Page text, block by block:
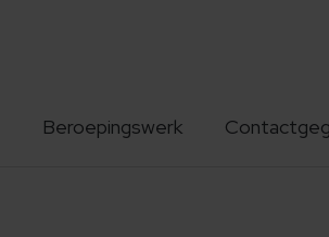
Beroepingswerk